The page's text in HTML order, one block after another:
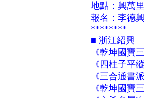
地點：興萬
報名：李德
********
■ 浙江紹興
《乾坤國寶
《四柱子平
《三合通書
《乾坤國寶